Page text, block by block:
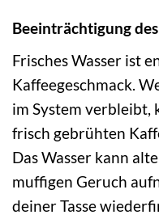
Beeinträchtigung
Frisches Wasser ist
Kaffeegeschmack.
im System verbleibt,
frisch gebrühten
Das Wasser kann
muffigen Geruch
deiner Tasse